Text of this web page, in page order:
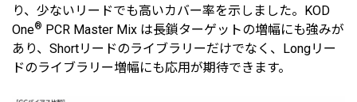
り、少ないリードでも高いカバー率を示しました。KOD
One® PCR Master Mix は長鎖ターゲットの増幅にも強みが
あり、Shortリードのライブラリーだけでなく、Longリー
ドのライブラリー増幅にも応用が期待できます。